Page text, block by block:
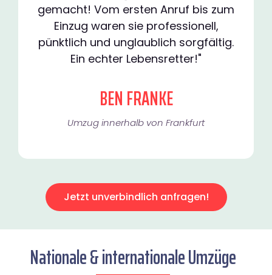
gemacht! Vom ersten Anruf bis zum
Einzug waren sie professionell,
pünktlich und unglaublich sorgfältig.
Ein echter Lebensretter!"
BEN FRANKE
Umzug innerhalb von Frankfurt​
Jetzt unverbindlich anfragen!
Nationale & internationale Umzüge